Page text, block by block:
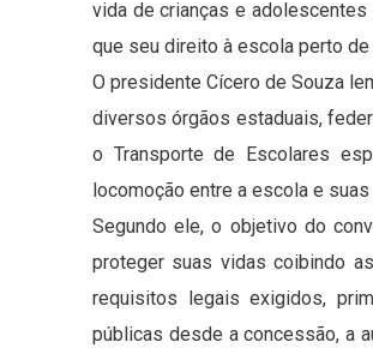
vida de crianças e
que seu direito à escola perto
O presidente Cícero de Souza
diversos órgãos estaduais,
o Transporte de Escolares
locomoção entre a escola e
Segundo ele, o objetivo do
proteger suas vidas coibindo
requisitos legais exigidos,
públicas desde a concessão, a